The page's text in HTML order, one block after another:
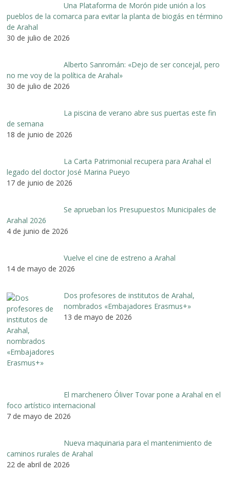
Una Plataforma de Morón pide unión a los
pueblos de la comarca para evitar la planta de biogás en término
de Arahal
30 de julio de 2026
Alberto Sanromán: «Dejo de ser concejal, pero
no me voy de la política de Arahal»
30 de julio de 2026
La piscina de verano abre sus puertas este fin
de semana
18 de junio de 2026
La Carta Patrimonial recupera para Arahal el
legado del doctor José Marina Pueyo
17 de junio de 2026
Se aprueban los Presupuestos Municipales de
Arahal 2026
4 de junio de 2026
Vuelve el cine de estreno a Arahal
14 de mayo de 2026
Dos profesores de institutos de Arahal,
nombrados «Embajadores Erasmus+»
13 de mayo de 2026
El marchenero Óliver Tovar pone a Arahal en el
foco artístico internacional
7 de mayo de 2026
Nueva maquinaria para el mantenimiento de
caminos rurales de Arahal
22 de abril de 2026